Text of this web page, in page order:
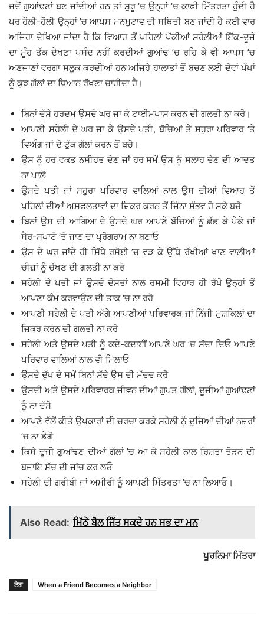
ਜਦੋਂ ਗੁਆਂਢਣਾਂ ਬਣ ਜਾਂਦੀਆਂ ਹਨ ਤਾਂ ਸ਼ੁਰੂ ’ਚ ਉਨ੍ਹਾਂ ’ਚ ਕਾਫੀ ਮਿੱਤਰਤਾ ਹੁੰਦੀ ਹੈ
ਪਰ ਹੌਲੀ-ਹੌਲੀ ਉਨ੍ਹਾਂ ’ਚ ਆਪਸ ਮਨਮੁਟਾਵ ਦੀ ਸਥਿਤੀ ਬਣ ਜਾਂਦੀ ਹੈ ਕਈ ਵਾਰ
ਅਜਿਹਾ ਦੇਖਿਆ ਜਾਂਦਾ ਹੈ ਕਿ ਵਿਆਹ ਤੋਂ ਪਹਿਲਾਂ ਪੱਕੀਆਂ ਸਹੇਲੀਆਂ ਇੱਕ-ਦੂਜੇ
ਦਾ ਮੂੰਹ ਤੱਕ ਦੇਖਣਾ ਪਸੰਦ ਨਹੀਂ ਕਰਦੀਆਂ ਗੁਆਂਢ ’ਚ ਰਹਿ ਕੇ ਵੀ ਆਪਸ ’ਚ
ਅਣਜਾਣਾਂ ਵਰਗਾ ਸਲੂਕ ਕਰਦੀਆਂ ਹਨ ਅਜਿਹੇ ਹਾਲਾਤਾਂ ਤੋਂ ਬਚਣ ਲਈ ਦੋਵਾਂ ਪੱਖਾਂ
ਨੂੰ ਕੁਝ ਗੱਲਾਂ ਦਾ ਧਿਆਨ ਰੱਖਣਾ ਚਾਹੀਦਾ ਹੈ।
ਬਿਨਾਂ ਦੱਸੇ ਹਰਦਮ ਉਸਦੇ ਘਰ ਜਾ ਕੇ ਟਾਈਮਪਾਸ ਕਰਨ ਦੀ ਗਲਤੀ ਨਾ ਕਰੋ।
ਆਪਣੀ ਸਹੇਲੀ ਦੇ ਘਰ ਜਾ ਕੇ ਉਸਦੇ ਪਤੀ, ਬੱਚਿਆਂ ਤੇ ਸਹੁਰਾ ਪਰਿਵਾਰ ’ਤੇ
ਵਿਅੰਗ ਜਾਂ ਦੋ ਟੁੱਕ ਗੱਲਾਂ ਕਰਨ ਤੋਂ ਬਚੋ।
ਉਸ ਨੂੰ ਹਰ ਵਕਤ ਨਸੀਹਤ ਦੇਣ ਜਾਂ ਹਰ ਸਮੇਂ ਉਸ ਨੂੰ ਸਲਾਹ ਦੇਣ ਦੀ ਆਦਤ
ਨਾ ਪਾਲ਼ੋ
ਉਸਦੇ ਪਤੀ ਜਾਂ ਸਹੁਰਾ ਪਰਿਵਾਰ ਵਾਲਿਆਂ ਨਾਲ ਉਸ ਦੀਆਂ ਵਿਆਹ ਤੋਂ
ਪਹਿਲਾਂ ਦੀਆਂ ਅਸਫਲਤਾਵਾਂ ਦਾ ਜ਼ਿਕਰ ਕਰਨ ਤੋਂ ਜਿੰਨਾ ਸੰਭਵ ਹੋ ਸਕੇ ਬਚੋ
ਬਿਨਾਂ ਉਸ ਦੀ ਆਗਿਆ ਦੇ ਉਸਦੇ ਘਰ ਆਪਣੇ ਬੱਚਿਆਂ ਨੂੰ ਛੱਡ ਕੇ ਪੇਕੇ ਜਾਂ
ਸੈਰ-ਸਪਾਟੇ ’ਤੇ ਜਾਣ ਦਾ ਪ੍ਰੋਗਰਾਮ ਨਾ ਬਣਾਓ
ਉਸ ਦੇ ਘਰ ਜਾਂਦੇ ਹੀ ਸਿੱਧੇ ਰਸੋਈ ’ਚ ਵੜ ਕੇ ਉੱਥੇ ਰੱਖੀਆਂ ਖਾਣ ਵਾਲੀਆਂ
ਚੀਜ਼ਾਂ ਨੂੰ ਚੱਖਣ ਦੀ ਗਲਤੀ ਨਾ ਕਰੋ
ਸਹੇਲੀ ਦੇ ਪਤੀ ਜਾਂ ਉਸਦੇ ਦੋਸਤਾਂ ਨਾਲ ਰਸਮੀ ਵਿਹਾਰ ਹੀ ਰੱਖੋ ਉਨ੍ਹਾਂ ਤੋਂ
ਆਪਣਾ ਕੰਮ ਕਰਵਾਉਣ ਦੀ ਤਾਕ ’ਚ ਨਾ ਰਹੋ
ਆਪਣੀ ਸਹੇਲੀ ਦੇ ਪਤੀ ਅੱਗੇ ਆਪਣੀਆਂ ਪਰਿਵਾਰਕ ਜਾਂ ਨਿੱਜੀ ਮੁਸ਼ਕਿਲਾਂ ਦਾ
ਜ਼ਿਕਰ ਕਰਨ ਦੀ ਗਲਤੀ ਨਾ ਕਰੋ
ਸਹੇਲੀ ਅਤੇ ਉਸਦੇ ਪਤੀ ਨੂੰ ਕਦੇ-ਕਦਾਈਂ ਆਪਣੇ ਘਰ ’ਚ ਸੱਦਾ ਦਿਓ ਆਪਣੇ
ਪਰਿਵਾਰ ਵਾਲਿਆਂ ਨਾਲ ਵੀ ਮਿਲਾਓ
ਉਸਦੇ ਦੁੱਖ ਦੇ ਸਮੇਂ ਬਿਨਾਂ ਸੱਦੇ ਉਸ ਦੀ ਮੱਦਦ ਕਰੋ
ਉਸਦੀ ਅਤੇ ਉਸਦੇ ਪਰਿਵਾਰਕ ਜੀਵਨ ਦੀਆਂ ਗੁਪਤ ਗੱਲਾਂ, ਦੂਜੀਆਂ ਗੁਆਂਢਣਾਂ
ਨੂੰ ਨਾ ਦੱਸੋ
ਆਪਣੇ ਵੱਲੋਂ ਕੀਤੇ ਉਪਕਾਰਾਂ ਦੀ ਚਰਚਾ ਕਰਕੇ ਸਹੇਲੀ ਨੂੰ ਦੂਜਿਆਂ ਦੀਆਂ ਨਜ਼ਰਾਂ
’ਚ ਨਾ ਡੇਗੋ
ਕਿਸੇ ਦੂਜੀ ਗੁਆਂਢਣ ਦੀਆਂ ਗੱਲਾਂ ’ਚ ਆ ਕੇ ਸਹੇਲੀ ਨਾਲ ਰਿਸ਼ਤਾ ਤੋੜਨ ਦੀ
ਬਜਾਇ ਸੱਚ ਦੀ ਜਾਂਚ ਕਰ ਲਓ
ਸਹੇਲੀ ਦੀ ਗਰੀਬੀ ਜਾਂ ਅਮੀਰੀ ਨੂੰ ਆਪਣੀ ਮਿੱਤਰਤਾ ’ਚ ਨਾ ਲਿਆਓ।
Also Read: ਮਿੱਠੇ ਬੋਲ ਜਿੱਤ ਸਕਦੇ ਹਨ ਸਭ ਦਾ ਮਨ
ਪੂਰਨਿਮਾ ਮਿੱਤਰਾ
ਟੈਗ When a Friend Becomes a Neighbor